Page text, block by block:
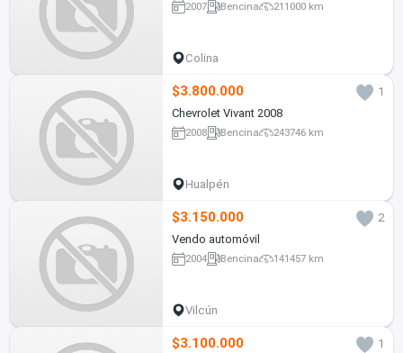
2007 Bencina 211000 km
Colina
$3.800.000
1
Chevrolet Vivant 2008
2008 Bencina 243746 km
Hualpén
$3.150.000
2
Vendo automóvil
2004 Bencina 141457 km
Vilcún
$3.100.000
1